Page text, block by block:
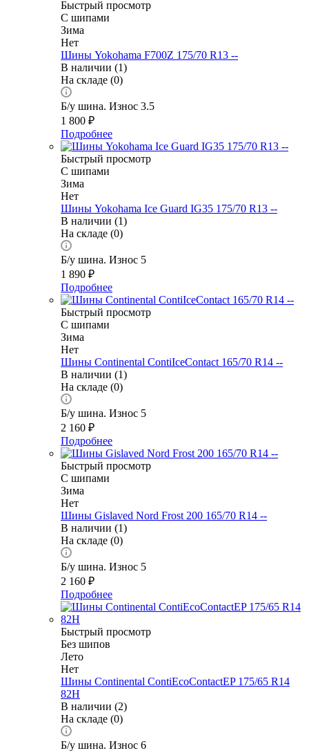
Быстрый просмотр
С шипами
Зима
Нет
Шины Yokohama F700Z 175/70 R13 --
В наличии (1)
На складе (0)
Б/у шина. Износ 3.5
1 800 ₽
Подробнее
Быстрый просмотр
С шипами
Зима
Нет
Шины Yokohama Ice Guard IG35 175/70 R13 --
В наличии (1)
На складе (0)
Б/у шина. Износ 5
1 890 ₽
Подробнее
Быстрый просмотр
С шипами
Зима
Нет
Шины Continental ContiIceContact 165/70 R14 --
В наличии (1)
На складе (0)
Б/у шина. Износ 5
2 160 ₽
Подробнее
Быстрый просмотр
С шипами
Зима
Нет
Шины Gislaved Nord Frost 200 165/70 R14 --
В наличии (1)
На складе (0)
Б/у шина. Износ 5
2 160 ₽
Подробнее
Быстрый просмотр
Без шипов
Лето
Нет
Шины Continental ContiEcoContactEP 175/65 R14
82H
В наличии (2)
На складе (0)
Б/у шина. Износ 6